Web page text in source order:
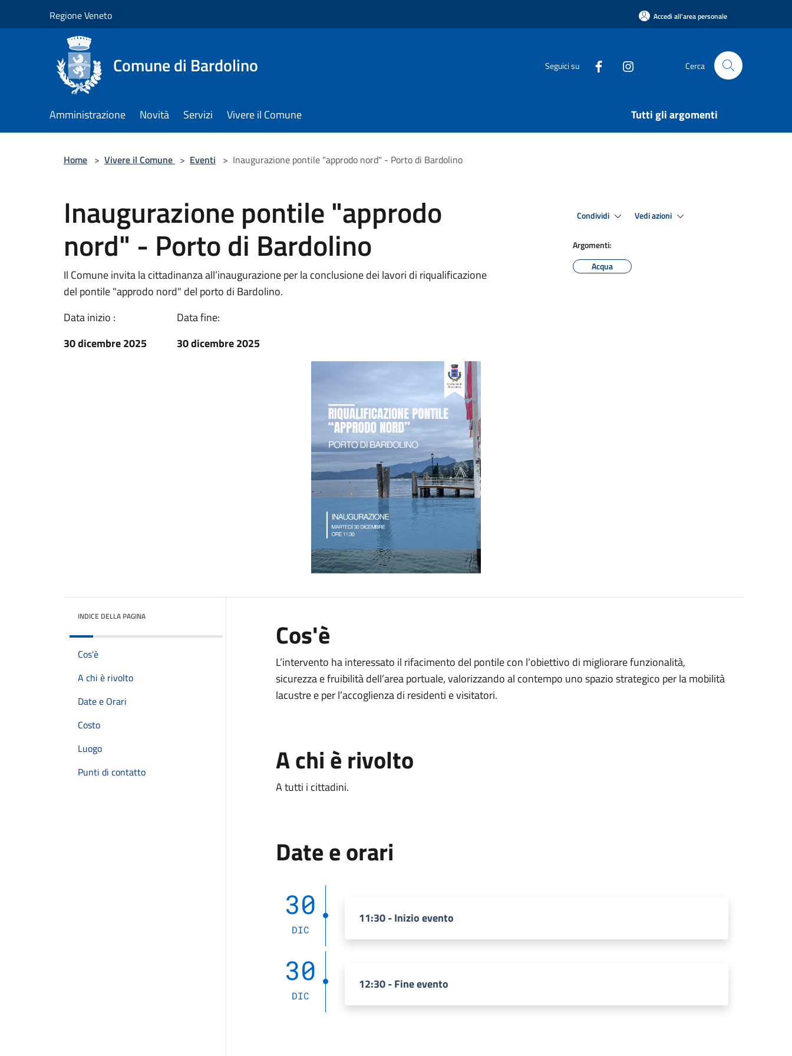
Regione Veneto Accedi all'area personale
Comune di Bardolino Seguici su Cerca
Amministrazione Novità Servizi Vivere il Comune Tutti gli argomenti
Home > Vivere il Comune > Eventi > Inaugurazione pontile "approdo nord" - Porto di Bardolino
Inaugurazione pontile "approdo
nord" - Porto di Bardolino
Il Comune invita la cittadinanza all’inaugurazione per la conclusione dei lavori di riqualificazione
del pontile "approdo nord" del porto di Bardolino.
Data inizio :
30 dicembre 2025
Data fine:
30 dicembre 2025
Condividi Vedi azioni
Argomenti:
Acqua
INDICE DELLA PAGINA
Cos'è
A chi è rivolto
Date e Orari
Costo
Luogo
Punti di contatto
Cos'è
L’intervento ha interessato il rifacimento del pontile con l’obiettivo di migliorare funzionalità,
sicurezza e fruibilità dell’area portuale, valorizzando al contempo uno spazio strategico per la mobilità
lacustre e per l’accoglienza di residenti e visitatori.
A chi è rivolto
A tutti i cittadini.
Date e orari
30
DIC
11:30 - Inizio evento
30
DIC
12:30 - Fine evento